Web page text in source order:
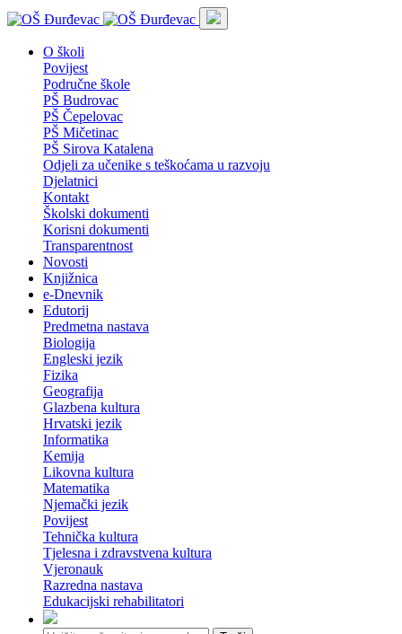
O školi
Povijest
Područne škole
PŠ Budrovac
PŠ Čepelovac
PŠ Mičetinac
PŠ Sirova Katalena
Odjeli za učenike s teškoćama u razvoju
Djelatnici
Kontakt
Školski dokumenti
Korisni dokumenti
Transparentnost
Novosti
Knjižnica
e-Dnevnik
Edutorij
Predmetna nastava
Biologija
Engleski jezik
Fizika
Geografija
Glazbena kultura
Hrvatski jezik
Informatika
Kemija
Likovna kultura
Matematika
Njemački jezik
Povijest
Tehnička kultura
Tjelesna i zdravstvena kultura
Vjeronauk
Razredna nastava
Edukacijski rehabilitatori